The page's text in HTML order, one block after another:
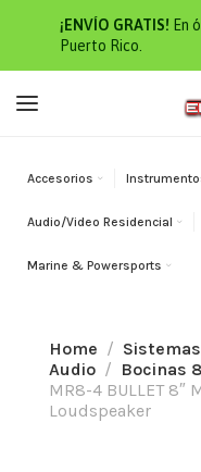
¡ENVÍO GRATIS! En
Puerto Rico.
Accesorios
Audio/Video Residencial
Marine & Powersports
Home
Audio
Bocinas
MR8-4 BULLET 8″
Loudspeaker